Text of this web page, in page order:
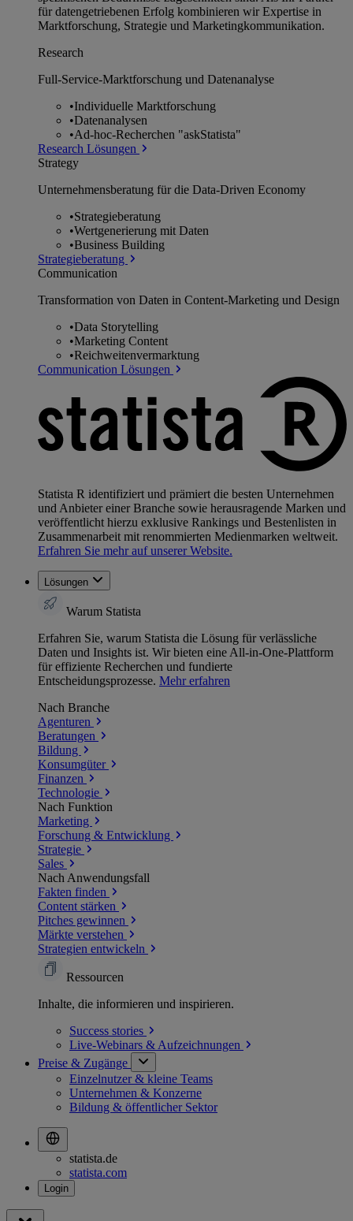
für datengetriebenen Erfolg kombinieren wir Expertise in
Marktforschung, Strategie und Marketingkommunikation.
Research
Full-Service-Marktforschung und Datenanalyse
•Individuelle Marktforschung
•Datenanalysen
•Ad-hoc-Recherchen "askStatista"
Research Lösungen
Strategy
Unternehmens­beratung für die Data-Driven Economy
•Strategieberatung
•Wertgenerierung mit Daten
•Business Building
Strategieberatung
Communication
Transformation von Daten in Content-Marketing und Design
•Data Storytelling
•Marketing Content
•Reichweitenvermarktung
Communication Lösungen
Statista R identifiziert und prämiert die besten Unternehmen
und Anbieter einer Branche sowie herausragende Marken und
veröffentlicht hierzu exklusive Rankings und Bestenlisten in
Zusammenarbeit mit renommierten Medienmarken weltweit.
Erfahren Sie mehr auf unserer Website.
Lösungen
Warum Statista
Erfahren Sie, warum Statista die Lösung für verlässliche
Daten und Insights ist. Wir bieten eine All-in-One-Plattform
für effiziente Recherchen und fundierte
Entscheidungsprozesse. Mehr erfahren
Nach Branche
Agenturen
Beratungen
Bildung
Konsumgüter
Finanzen
Technologie
Nach Funktion
Marketing
Forschung & Entwicklung
Strategie
Sales
Nach Anwendungsfall
Fakten finden
Content stärken
Pitches gewinnen
Märkte verstehen
Strategien entwickeln
Ressourcen
Inhalte, die informieren und inspirieren.
Success stories
Live-Webinars & Aufzeichnungen
Preise & Zugänge
Einzelnutzer & kleine Teams
Unternehmen & Konzerne
Bildung & öffentlicher Sektor
statista.de
statista.com